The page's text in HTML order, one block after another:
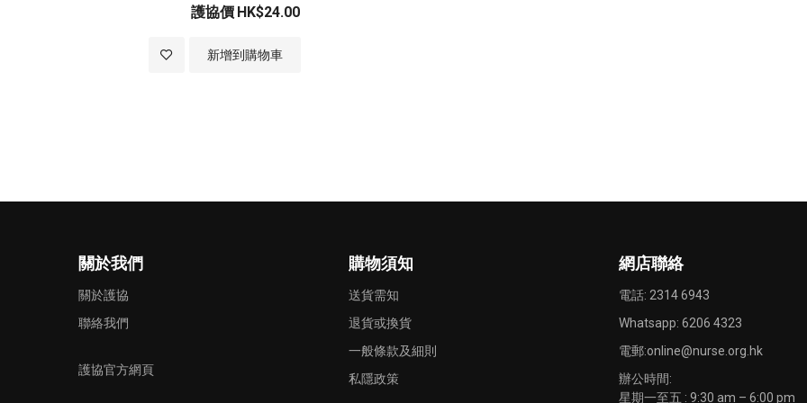
護協價 HK$24.00
新增到購物車
加
望
關於我們
關於護協
聯絡我們
護協官方網頁
購物須知
送貨需知
退貨或換貨
一般條款及細則
私隱政策
網店聯絡
電話: 2314 6943
Whatsapp: 6206 4323
電郵:online@nurse.org.hk
辦公時間:
星期一至五 : 9:30 am – 6:00 pm